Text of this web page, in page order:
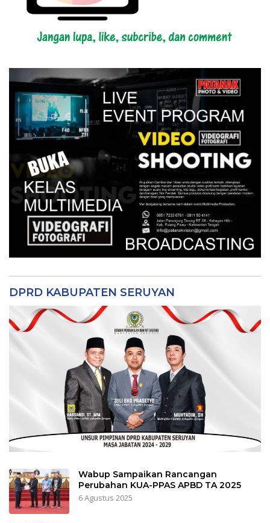
DPRD KABUPATEN SERUYAN
Wabup Sampaikan Rancangan
Perubahan KUA-PPAS APBD TA 2025
6 Agustus 2025